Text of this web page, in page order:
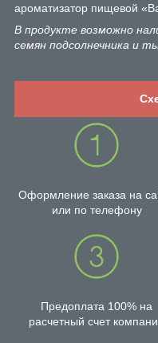
ароматизатор пищевой
В продукте возможно
семян подсолнечника и
Оформление заказа на
или по телефону
Предоплата 100% на
расчетный счет